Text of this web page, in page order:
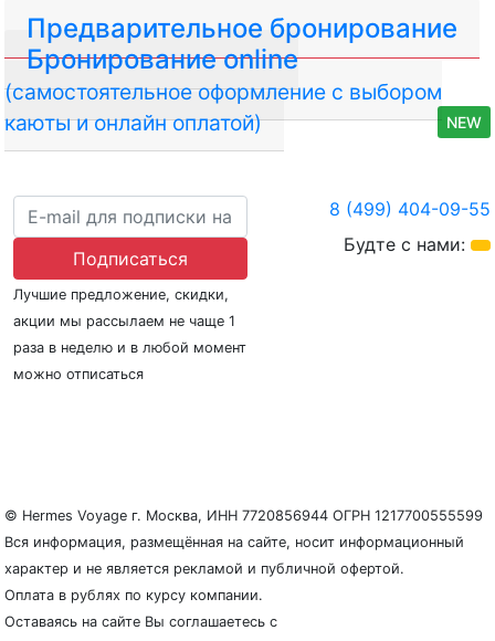
Предварительное бронирование
Бронирование online
(самостоятельное оформление с выбором
каюты и онлайн оплатой)
NEW
© Hermes Voyage г. Москва, ИНН 7720856944 ОГРН 1217700555599
Вся информация, размещённая на сайте, носит информационный
характер и не является рекламой и публичной офертой.
Оплата в рублях по курсу компании.
Оставаясь на сайте Вы соглашаетесь с
Подписаться
Лучшие предложение, скидки,
акции мы рассылаем не чаще 1
раза в неделю и в любой момент
можно отписаться
8 (499) 404-09-55
Будте с нами: